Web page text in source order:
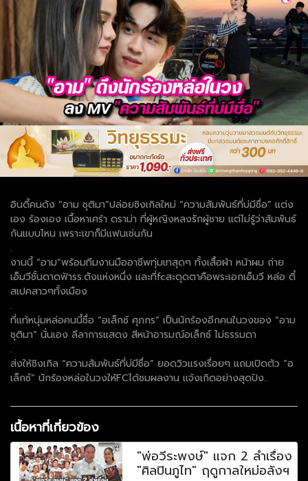
อินดี้คนดัง “อาม ชุติมา”ปล่อยซิงเกิลใหม่ “ความสัมพันธ์ที่บ่มีชื่อ” แต่ง
เอง ร้องเอง เนื้อหาเศร้า ดราม่า ที่ผู้หญิงหลงรักผู้ชาย แต่ไม่รู้ว่าสัมพันธ์
กันแบบไหน เพราะเขาก็มีแฟนเช่นกัน
.
งานนี้ “อาม”พร้อมทีมงานมืออาชีพทุ่มเทสุดๆ ทั้งเสื้อผ้า หน้าผม ถ่าย
เอ็มวีชั้นดาดฟ้ารร.ดังแห่งหนึ่ง และที่fcสะดุดตาคือพระเอกเอ็มวี หล่อ ตี๋
สเปคสาวๆทั้งเมือง
.
ที่แท้หนุ่มหล่อคนนี้ชื่อ “อเล็กซ์ ศุภกร” เป็นนักร้องอีกคนในวงของ “อาม
ชุติมา” นั่นเอง ลีลาการแสดง สีหน้าอารมณ์อเล็กซ์ ไม่ธรรมดา
.
ส่งให้ซิงเกิล “ความสัมพันธ์ที่บ่มีชื่อ” ยอดวิวแรงเรื่อยๆ แถมเปิดตัว “อ
เล็กซ์” นักร้องหล่อในวงให้FCได้ชมผลงาน แจ้งเกิดอย่างสุดปัง..
เนื้อหาที่เกี่ยวข้อง
"พ่อวีระพงษ์" แจก 2 ลำเรื่อง
"ศิลปินภูไท" ฤดูกาลใหม่อลังฯ